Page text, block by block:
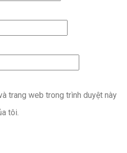
trang web trong trình duyệt này
tôi.